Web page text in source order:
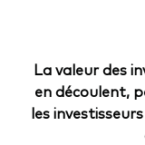
La valeur des
en découlent,
les